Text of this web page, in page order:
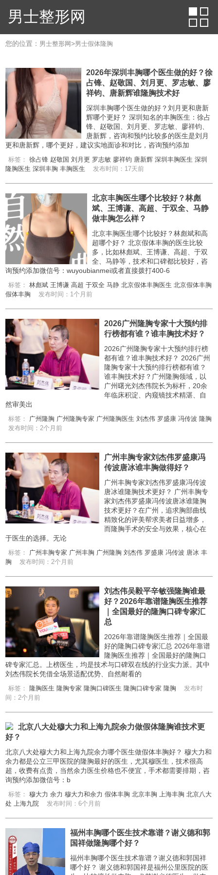
男士整形网
您的位置： 男士整形网>男士假体隆胸
2026年深圳丰胸哪个医生做的好？徐
占锋、赵敬国、刘月更、罗志敏、廖
祥钧、唐新辉谁隆胸技术好
深圳丰胸哪个医生做的好？刘月更和唐新
辉哪个更好？ 深圳知名的丰胸医生：徐占
锋、赵敬国、刘月更、罗志敏、廖祥钧、
唐新辉，咨询和预约比较多的医生是刘月
更和唐新辉，哪个更好，建议实地面诊和对比，咨询预约添加
标签：徐占锋 赵敬国 刘月更 罗志敏 廖祥钧 唐新辉 深圳丰胸医生 深圳
隆胸医生 深圳丰胸 丰胸医生 发布时间：17天前
北京丰胸医生哪个比较好？林彪
斌、王博谦、高超、于双全、马静
做丰胸怎么样？
北京丰胸医生哪个比较好？林彪斌和高
超哪个好？ 北京假体丰胸的医生比较
多，比如林彪斌、王博谦、高超、于双
全、马静等，技术和口碑都比较好，咨
询预约添加微信号：wuyoubianmei或者直接拨打400-6
标签：林彪斌 王博谦 高超 于双全 马静 北京假体丰胸医生 北京假体丰胸
假体丰胸
发布时间：1个月前
2026广州隆胸专家十大预约排
行榜都有谁？谁丰胸技术好？
2026广州隆胸专家十大预约排行榜
都有谁？谁丰胸技术好？ 2026广州
隆胸专家十大预约排行榜都有谁？
谁丰胸技术好？广州隆胸领域，以
广州曙光刘杰伟院长为标杆，20余
年临床积淀、内窥镜技术精湛、自
然审美出
标签： 广州隆胸 广州隆胸专家 广州隆胸医生 刘杰伟 罗盛康 冯传波 隆胸
发布时间：2个月前
广州丰胸专家刘杰伟罗盛康冯
传波唐冰谁丰胸做得好？
广州丰胸专家刘杰伟罗盛康冯传波
唐冰谁隆胸技术更好？ 广州丰胸专
家刘杰伟罗盛康冯传波唐冰谁隆胸
技术更好？在广州，追求胸部曲线
精致化的评美帮求美者日益增多，
而隆胸手术的安全与效果，核心在
于医生的选择。无论
标签： 广州丰胸专家 广州丰胸 广州隆胸 刘杰伟 罗盛康 冯传波 唐冰 丰
胸
发布时间：2个月前
刘杰伟吴毅平辛敏强隆胸谁最
好？2026年靠谱隆胸医生推荐
｜全国最好的隆胸口碑专家汇
总
2026年靠谱隆胸医生推荐｜全国最
好的隆胸口碑专家汇总 2026年靠谱
隆胸医生推荐｜全国最好的隆胸口
碑专家汇总。上榜医生，均是技术与口碑双在线的行业实力派。其中
刘杰伟院长凭借全场景适配优势、自然耐看的
标签： 隆胸医生 隆胸专家 隆胸口碑医生 隆胸口碑专家 隆胸
发布时
间：2个月前
北京八大处穆大力和上海九院余力做假体隆胸谁技术更
好？
北京八大处穆大力和上海九院余力哪个医生做假体丰胸好？ 穆大力和
余力都是公立三甲医院的隆胸最好的医生，尤其穆医生，技术很高
超，收费有点贵，当然余力医生价格也不便宜，手术都需要排期，咨
询预约添加微信号：b
标签：穆大力 余力 穆大力和余力 假体丰胸 北京丰胸 上海丰胸 北京八大
处 上海九院 发布时间：6个月前
福州丰胸哪个医生技术靠谱？谢义德和郭
国祥做隆胸哪个好？
福州丰胸哪个医生技术靠谱？谢义德和郭国祥
哪个好？ 谢义德和郭国祥是福州公里医院的医